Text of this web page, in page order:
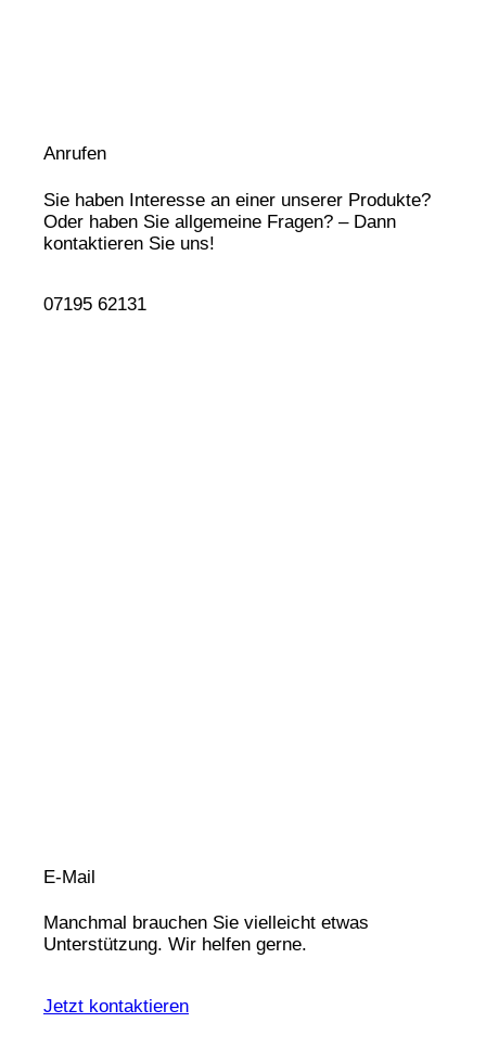
Anrufen
Sie haben Interesse an einer unserer Produkte?
Oder haben Sie allgemeine Fragen? – Dann
kontaktieren Sie uns!
07195 62131
E-Mail
Manchmal brauchen Sie vielleicht etwas
Unterstützung. Wir helfen gerne.
Jetzt kontaktieren